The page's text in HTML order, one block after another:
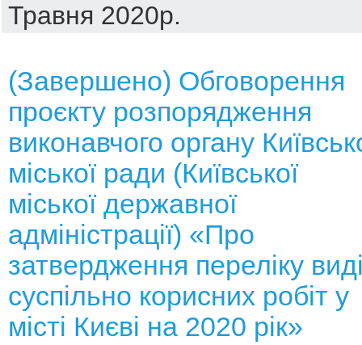
Травня 2020р.
(Завершено) Обговорення
проєкту розпорядження
виконавчого органу
міської ради (Київської
міської державної
адміністрації) «Про
затвердження переліку
суспільно корисних робіт у
місті Києві на 2020 рік»